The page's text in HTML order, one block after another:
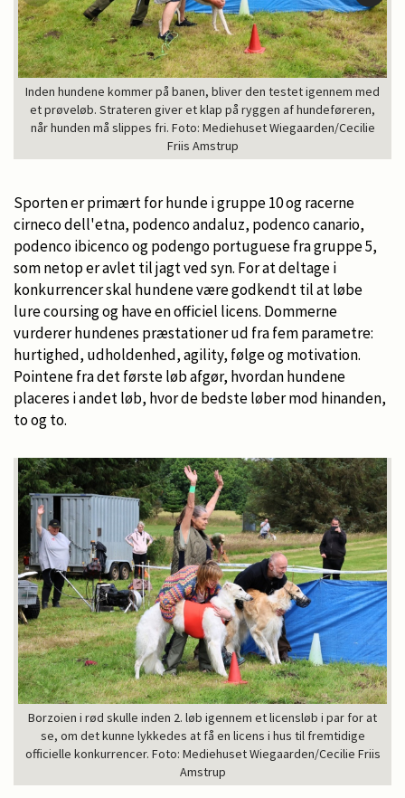
Inden hundene kommer på banen, bliver den testet igennem med
et prøveløb. Strateren giver et klap på ryggen af hundeføreren,
når hunden må slippes fri. Foto: Mediehuset Wiegaarden/Cecilie
Friis Amstrup
Sporten er primært for hunde i gruppe 10 og racerne
cirneco dell'etna, podenco andaluz, podenco canario,
podenco ibicenco og podengo portuguese fra gruppe 5,
som netop er avlet til jagt ved syn. For at deltage i
konkurrencer skal hundene være godkendt til at løbe
lure coursing og have en officiel licens. Dommerne
vurderer hundenes præstationer ud fra fem parametre:
hurtighed, udholdenhed, agility, følge og motivation.
Pointene fra det første løb afgør, hvordan hundene
placeres i andet løb, hvor de bedste løber mod hinanden,
to og to.
Borzoien i rød skulle inden 2. løb igennem et licensløb i par for at
se, om det kunne lykkedes at få en licens i hus til fremtidige
officielle konkurrencer. Foto: Mediehuset Wiegaarden/Cecilie Friis
Amstrup